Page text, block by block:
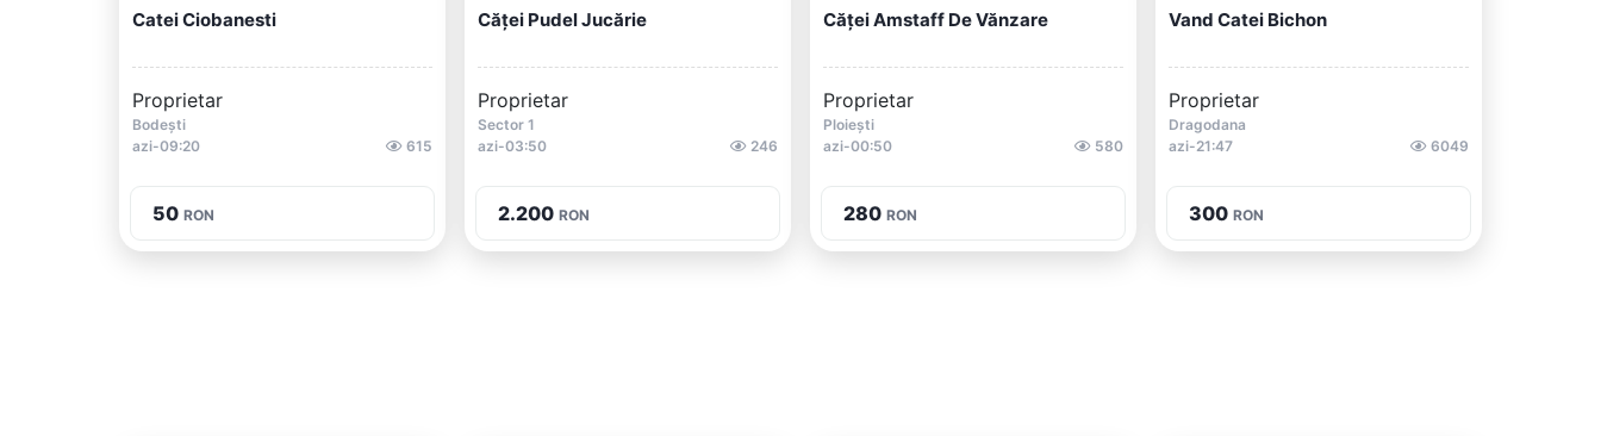
Catei Ciobanesti
Proprietar
Bodești
azi-09:20
615
50 RON
Căței Pudel Jucărie
Proprietar
Sector 1
azi-03:50
246
2.200 RON
Căței Amstaff De Vănzare
Proprietar
Ploiești
azi-00:50
580
280 RON
Vand Catei Bichon
Proprietar
Dragodana
azi-21:47
6049
300 RON